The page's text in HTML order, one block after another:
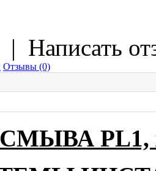
| Написать
Отзывы (0)
PL1,